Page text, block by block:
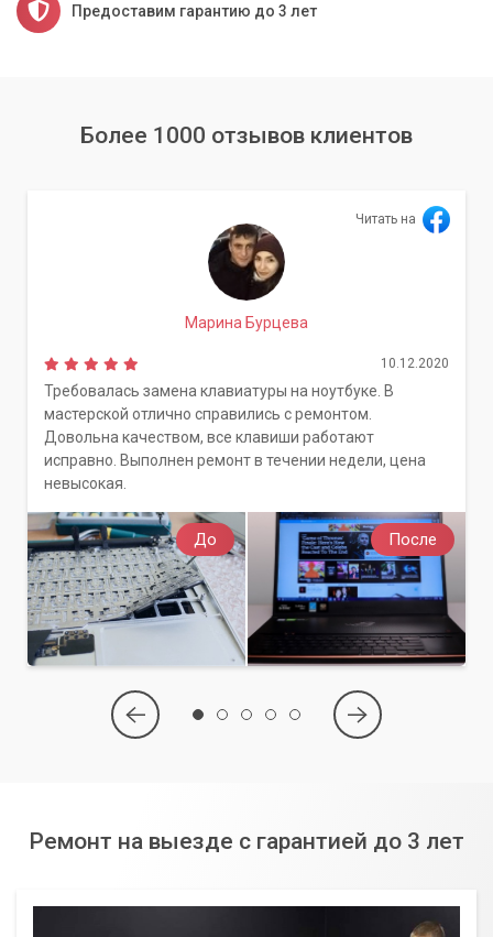
Предоставим гарантию до 3 лет
Более 1000 отзывов клиентов
До После
Читать на
Марина Бурцева
10.12.2020
Требовалась замена клавиатуры на ноутбуке. В
мастерской отлично справились с ремонтом.
Довольна качеством, все клавиши работают
исправно. Выполнен ремонт в течении недели, цена
невысокая.
Ремонт на выезде с гарантией до 3 лет